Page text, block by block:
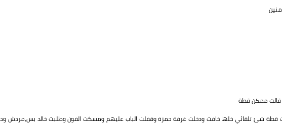
قالت ممكن قطة
شئ تلقائي خلها خافت ودخلت غرفة حمزة وقفلت الباب عليهم ومسكت الفون وطلبت خالد بس،مردش